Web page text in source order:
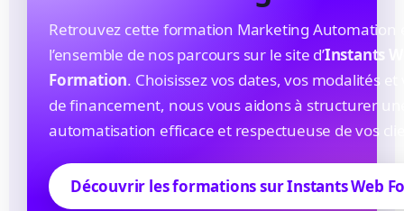
Retrouvez cette formation Marketing Automation
l’ensemble de nos parcours sur le site d’Instants
Formation. Choisissez vos dates, vos modalités
de financement, nous vous aidons à structurer
automatisation efficace et respectueuse de vos
Découvrir les formations sur Instants Web